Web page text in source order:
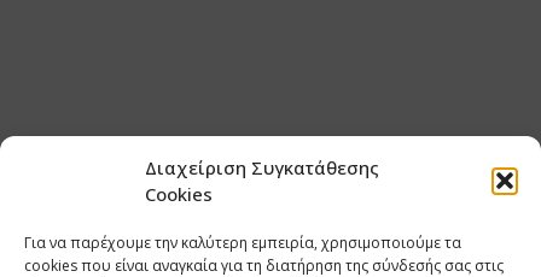
Διαχείριση Συγκατάθεσης
Cookies
Για να παρέχουμε την καλύτερη εμπειρία, χρησιμοποιούμε τα
cookies που είναι αναγκαία για τη διατήρηση της σύνδεσής σας στις